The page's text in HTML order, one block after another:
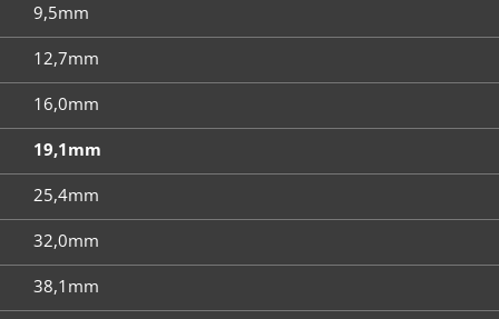
9,5mm
12,7mm
16,0mm
19,1mm
25,4mm
32,0mm
38,1mm